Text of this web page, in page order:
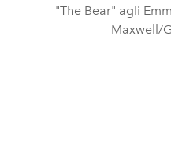
"The Bear" agli
Maxwell/